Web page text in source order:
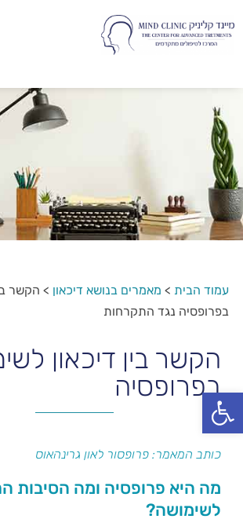
פתח סרגל נגישות
עמוד הבית > מאמרים בנושא דיכאון > הקשר
בפרופסיה נגד התקרחות
הקשר בין דיכאון
בפרופסיה
כותב המאמר: פרופסור לאון גרינהאוס
מה היא פרופסיה ומה הסיבות
לשימושה?